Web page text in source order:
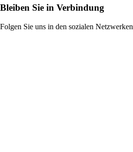
Bleiben Sie in Verbindung
Folgen Sie uns in den sozialen Netzwerken